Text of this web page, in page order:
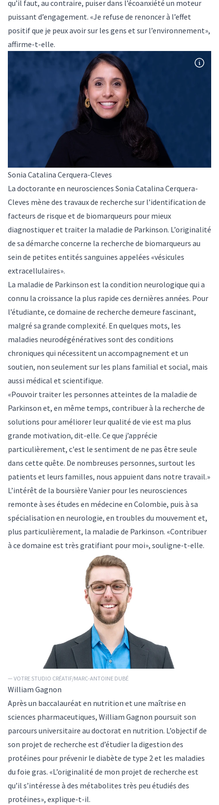
qu’il faut, au contraire, puiser dans l’écoanxiété un moteur
puissant d’engagement. «Je refuse de renoncer à l’effet
positif que je peux avoir sur les gens et sur l’environnement»,
affirme-t-elle.
Sonia Catalina Cerquera-Cleves
La doctorante en neurosciences Sonia Catalina Cerquera-
Cleves mène des travaux de recherche sur l’identification de
facteurs de risque et de biomarqueurs pour mieux
diagnostiquer et traiter la maladie de Parkinson. L’originalité
de sa démarche concerne la recherche de biomarqueurs au
sein de petites entités sanguines appelées «vésicules
extracellulaires».
La maladie de Parkinson est la condition neurologique qui a
connu la croissance la plus rapide ces dernières années. Pour
l’étudiante, ce domaine de recherche demeure fascinant,
malgré sa grande complexité. En quelques mots, les
maladies neurodégénératives sont des conditions
chroniques qui nécessitent un accompagnement et un
soutien, non seulement sur les plans familial et social, mais
aussi médical et scientifique.
«Pouvoir traiter les personnes atteintes de la maladie de
Parkinson et, en même temps, contribuer à la recherche de
solutions pour améliorer leur qualité de vie est ma plus
grande motivation, dit-elle. Ce que j’apprécie
particulièrement, c'est le sentiment de ne pas être seule
dans cette quête. De nombreuses personnes, surtout les
patients et leurs familles, nous appuient dans notre travail.»
L’intérêt de la boursière Vanier pour les neurosciences
remonte à ses études en médecine en Colombie, puis à sa
spécialisation en neurologie, en troubles du mouvement et,
plus particulièrement, la maladie de Parkinson. «Contribuer
à ce domaine est très gratifiant pour moi», souligne-t-elle.
— VOTRE STUDIO CRÉATIF/MARC-ANTOINE DUBÉ
William Gagnon
Après un baccalauréat en nutrition et une maîtrise en
sciences pharmaceutiques, William Gagnon poursuit son
parcours universitaire au doctorat en nutrition. L’objectif de
son projet de recherche est d’étudier la digestion des
protéines pour prévenir le diabète de type 2 et les maladies
du foie gras. «L’originalité de mon projet de recherche est
qu’il s’intéresse à des métabolites très peu étudiés des
protéines», explique-t-il.